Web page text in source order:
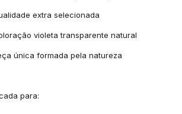
extra selecionada
violeta transparente natural
única formada pela natureza
para: